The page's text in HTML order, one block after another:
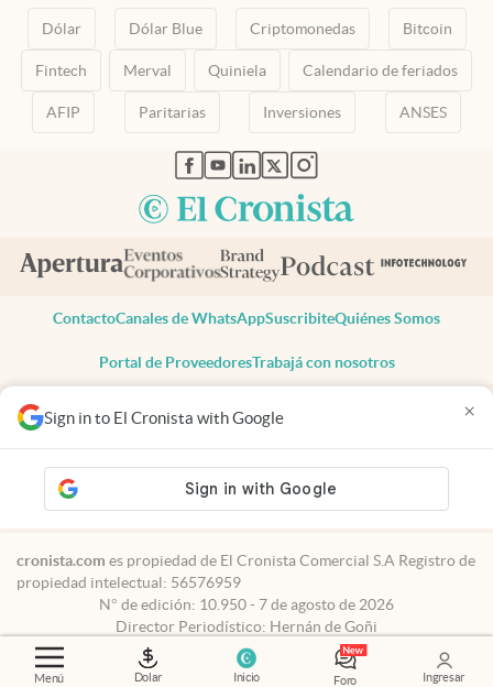
Menú Dolar Inicio Foro Ingresar
Sign in to El Cronista with Google ×
Dólar Dólar Blue Criptomonedas Bitcoin
Fintech Merval Quiniela Calendario de feriados
AFIP Paritarias Inversiones ANSES
abre en nueva pestaña
abre en nueva pestaña
abre en nueva pestaña
abre en nueva pestaña
abre en nueva pestaña
ContactoCanales de WhatsAppSuscribiteQuiénes Somos
Portal de ProveedoresTrabajá con nosotros
Todos los derechos reservados
Privacidad
Consentimiento
Tel:+54 11 7078-3270
cronista.com es propiedad de El Cronista Comercial S.A Registro de
propiedad intelectual: 56576959
N° de edición: 10.950 - 7 de agosto de 2026
Director Periodístico: Hernán de Goñi